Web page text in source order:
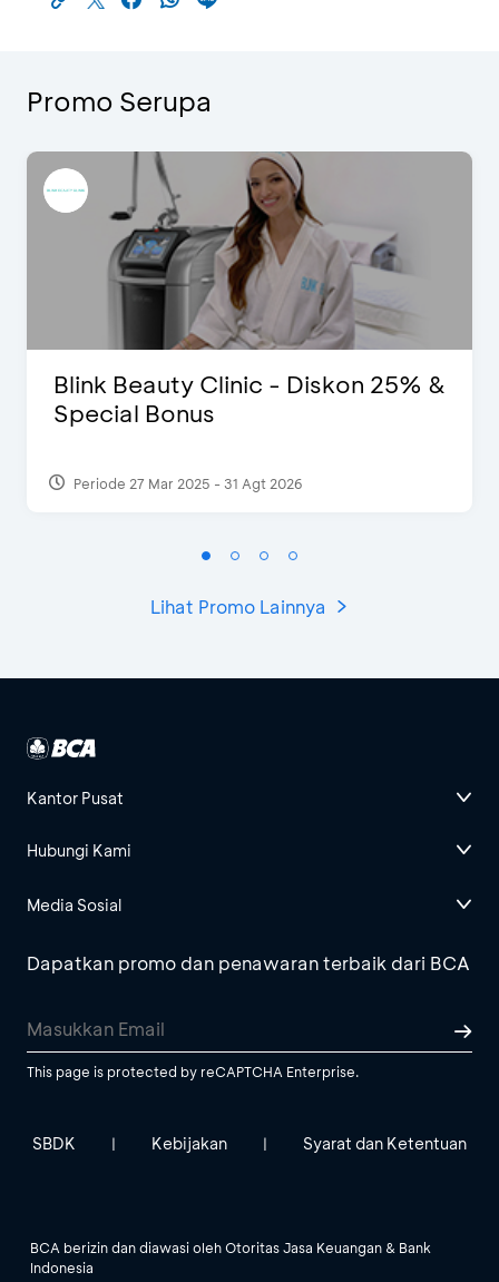
Promo Serupa
Blink Beauty Clinic - Diskon 25% &
Special Bonus
Periode 27 Mar 2025 - 31 Agt 2026
Lihat Promo Lainnya
Kantor Pusat
Hubungi Kami
Media Sosial
Dapatkan promo dan penawaran terbaik dari BCA
This page is protected by reCAPTCHA Enterprise.
SBDK | Kebijakan | Syarat dan Ketentuan
BCA berizin dan diawasi oleh Otoritas Jasa Keuangan & Bank
Indonesia